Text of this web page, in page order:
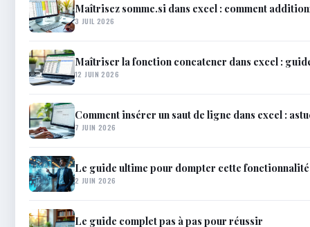
Maîtrisez somme.si dans excel : comment
3 JUIL 2026
Maîtriser la fonction concatener dans excel :
12 JUIN 2026
Comment insérer un saut de ligne dans excel :
7 JUIN 2026
Le guide ultime pour dompter cette
2 JUIN 2026
Le guide complet pas à pas pour réussir